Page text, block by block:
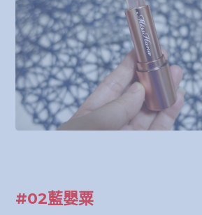
#02藍嬰粟